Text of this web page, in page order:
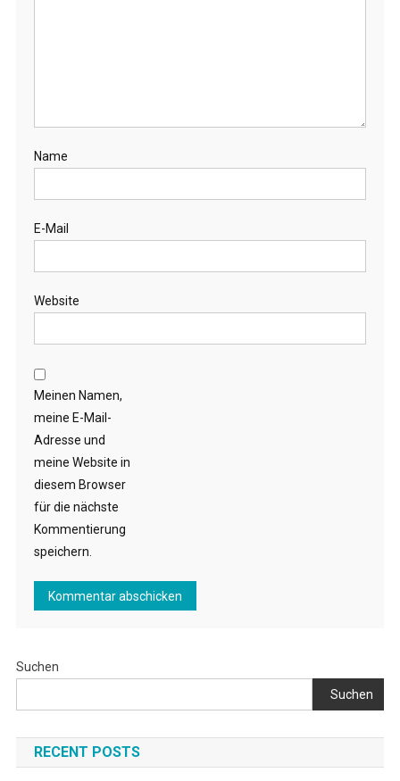
Name
E-Mail
Website
Meinen Namen,
meine E-Mail-
Adresse und
meine Website in
diesem Browser
für die nächste
Kommentierung
speichern.
Suchen
Suchen
RECENT POSTS